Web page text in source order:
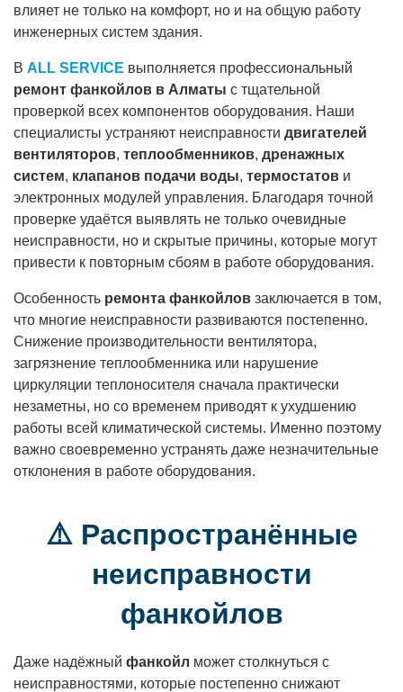
влияет не только на комфорт, но и на общую работу
инженерных систем здания.
В ALL SERVICE выполняется профессиональный
ремонт фанкойлов в Алматы с тщательной
проверкой всех компонентов оборудования. Наши
специалисты устраняют неисправности двигателей
вентиляторов, теплообменников, дренажных
систем, клапанов подачи воды, термостатов и
электронных модулей управления. Благодаря точной
проверке удаётся выявлять не только очевидные
неисправности, но и скрытые причины, которые могут
привести к повторным сбоям в работе оборудования.
Особенность ремонта фанкойлов заключается в том,
что многие неисправности развиваются постепенно.
Снижение производительности вентилятора,
загрязнение теплообменника или нарушение
циркуляции теплоносителя сначала практически
незаметны, но со временем приводят к ухудшению
работы всей климатической системы. Именно поэтому
важно своевременно устранять даже незначительные
отклонения в работе оборудования.
⚠️ Распространённые
неисправности
фанкойлов
Даже надёжный фанкойл может столкнуться с
неисправностями, которые постепенно снижают